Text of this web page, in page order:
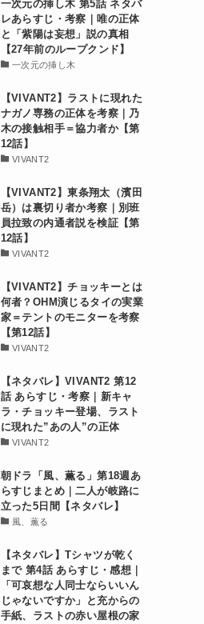
一次元の挿し木 第5話 ネタバ
レあらすじ・考察｜唯の正体
と「紫陽は妄想」説の真相
【27年前のループクンド】
一次元の挿し木
【VIVANT2】ラストに現れた
ナガノ専務の正体を考察｜乃
木の接触相手＝協力者か【第
12話】
VIVANT2
【VIVANT2】東条翔太（濱田
岳）は裏切り者か考察｜別班
員拉致の内通者説を検証【第
12話】
VIVANT2
【VIVANT2】チョッキーとは
何者？OHM演じるタイの実業
家＝テントのモニターを考察
【第12話】
VIVANT2
【ネタバレ】VIVANT2 第12
話 あらすじ・考察｜新キャ
ラ・チョッキー登場、ラスト
に現れた”あの人”の正体
VIVANT2
朝ドラ「風、薫る」第18週あ
らすじまとめ｜二人が岐路に
立った5日間【ネタバレ】
風、薫る
【ネタバレ】Tシャツが乾く
まで 第4話 あらすじ・感想｜
「可哀想な人同士ならいいん
じゃないですか」と充からの
手紙、ラストの赤い屋根の家